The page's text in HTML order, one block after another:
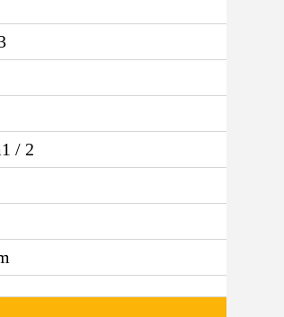
1 / 2